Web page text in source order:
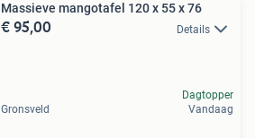
Massieve mangotafel 120 x 55 x 76
€ 95,00 Details
Gronsveld
Dagtopper
Vandaag